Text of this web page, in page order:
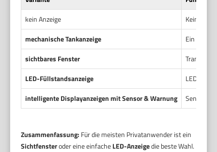
kein Anzeige
Kein
mechanische Tankanzeige
Ein
sichtbares Fenster
LED-Füllstandsanzeige
LEDs
intelligente Displayanzeigen mit Sensor & Warnung
Sensoren
Zusammenfassung: Für die meisten Privatanwender ist ein
Sichtfensteroder eine einfacheLED-Anzeigedie beste Wahl.